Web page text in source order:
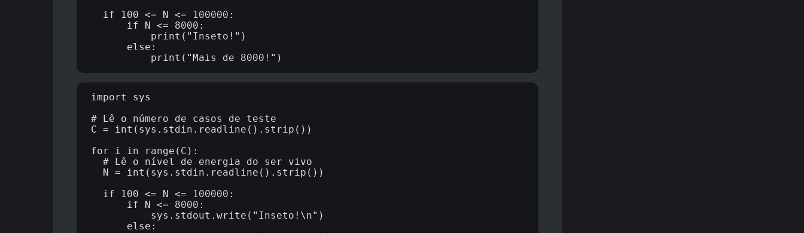
if 100 <= N <= 100000:
if N <= 8000:
print("Inseto!")
else:
import sys
# Lê o número de casos de teste
C = int(sys.stdin.readline().strip())
for i in range(C):
# Lê o nível de energia do ser vivo
N = int(sys.stdin.readline().strip())
if 100 <= N <= 100000:
if N <= 8000:
sys.stdout.write("Inseto!\n")
else: